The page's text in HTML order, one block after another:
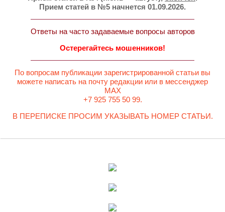
Прием статей в №5 начнется 01.09.2026.
Ответы на часто задаваемые вопросы авторов
Остерегайтесь мошенников!
По вопросам публикации зарегистрированной статьи вы
можете написать на почту редакции или в мессенджер
MAX
+7 925 755 50 99.
В ПЕРЕПИСКЕ ПРОСИМ УКАЗЫВАТЬ НОМЕР СТАТЬИ.